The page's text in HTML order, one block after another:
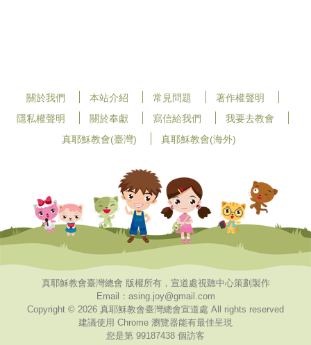
關於我們 本站介紹 常見問題
著作權聲明
隱私權聲明
關於奉獻 寫信給我們
我要去教會
真耶穌教會(臺灣)
真耶穌教會(海外)
真耶穌教會臺灣總會 版權所有，宣道處視聽中心策劃製作
Email：asing.joy@gmail.com
Copyright © 2026 真耶穌教會臺灣總會宣道處 All rights reserved
建議使用 Chrome 瀏覽器能有最佳呈現
您是第 99187438 個訪客